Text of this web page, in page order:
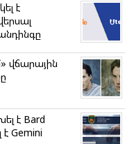
է
վճարային
է Bard
Gemini